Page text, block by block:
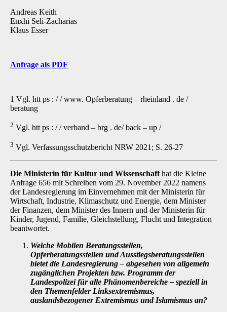
Andreas Keith
Enxhi Seli-Zacharias
Klaus Esser
Anfrage als PDF
1 Vgl. htt ps : / / www. Opferberatung – rheinland . de /
beratung
2 Vgl. htt ps : / / verband – brg . de/ back – up /
3 Vgl. Verfassungsschutzbericht NRW 2021; S. 26-27
Die Ministerin für Kultur und Wissenschaft hat die Kleine
Anfrage 656 mit Schreiben vom 29. November 2022 namens
der Landesregierung im Einvernehmen mit der Ministerin für
Wirt­schaft, Industrie, Klimaschutz und Energie, dem Minister
der Finanzen, dem Minister des In­nern und der Ministerin für
Kinder, Jugend, Familie, Gleichstellung, Flucht und Integration
be­antwortet.
Welche Mobilen Beratungsstellen,
Opferberatungsstellen und Ausstiegsberatungsstellen
bietet die Landesregierung– abgesehen von allgemein
zugänglichen Projekten bzw. Programm der
Landespolizei für alle Phänomenbereiche– speziell in
den Themenfelder Linksextremismus,
auslandsbezogener Extremismus und Is­lamismus an?